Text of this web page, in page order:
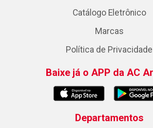
Catálogo Eletrônico
Marcas
Política de Privacidade
Baixe já o APP da AC
Departamentos